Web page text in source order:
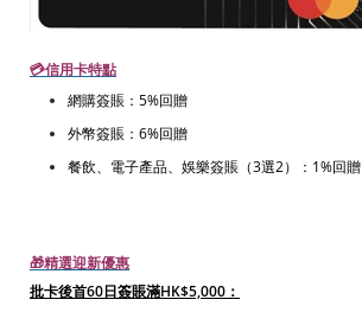
💳信用卡特點
網購簽賬：5%回贈
外幣簽賬：6%回贈
餐飲、電子產品、娛樂簽賬（3選2）：1%回贈
🎁精選迎新優惠
批卡後首60日簽賬滿HK$5,000：